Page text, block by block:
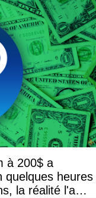
à 200$ a
quelques heures
la réalité l'a